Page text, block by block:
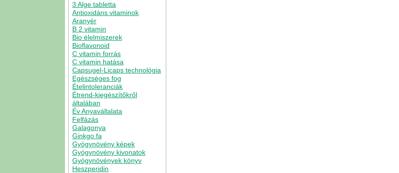
3 Alge tabletta
Antioxidáns vitaminok
Aranyér
B 2 vitamin
Bio élelmiszerek
Bioflavonoid
C vitamin forrás
C vitamin hatása
Capsugel-Licaps technológia
Egészséges fog
Ételintoleranciák
Étrend-kiegészítőkről
általában
Év Anyavállalata
Felfázás
Galagonya
Ginkgo fa
Gyógynövény képek
Gyógynövény kivonatok
Gyógynövények könyv
Heszperidin